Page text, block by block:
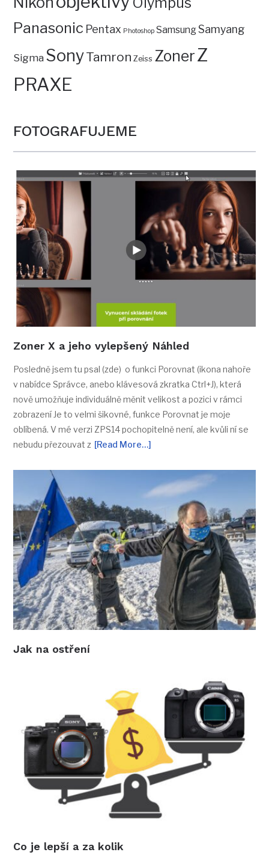
Panasonic Pentax Photoshop SamsungSamyang
Sigma SonyTamron Zeiss ZonerZ
PRAXE
FOTOGRAFUJEME
Zoner X a jeho vylepšený Náhled
Posledně jsem tu psal (zde) o funkci Porovnat (ikona nahoře
v nabídce Správce, anebo klávesová zkratka Ctrl+J), která
nově umožňuje individuálně měnit velikost a pozici v rámci
zobrazení Je to velmi šikovné, funkce Porovnat je moje
oblíbená. V mé verzi ZPS14 pochopitelně není, ale kvůli ní se
nebudu přezouvat z [Read More…]
Jak na ostření
Co je lepší a za kolik